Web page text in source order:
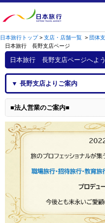
日本旅行トップ> 支店・店舗一覧 > 団体
日本旅行 長野支店ページ
日本旅行 長野支店ページへよ
▼ 長野支店よりご案内
■法人営業のご案内■